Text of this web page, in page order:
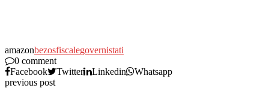
amazonbezosfiscalegovernistati
0 comment
Facebook
Twitter Linkedin
Whatsapp
previous post